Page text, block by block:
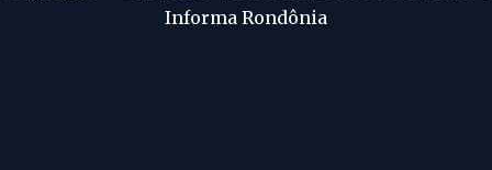
Informa Rondônia